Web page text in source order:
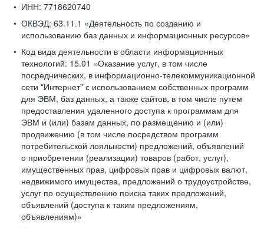
ИНН: 7718620740
ОКВЭД: 63.11.1 «Деятельность по созданию и
использованию баз данных и информационных ресурсов»
Код вида деятельности в области информационных
технологий: 15.01 «Оказание услуг, в том числе
посреднических, в информационно-телекоммуникационной
сети "Интернет" с использованием собственных программ
для ЭВМ, баз данных, а также сайтов, в том числе путем
предоставления удаленного доступа к программам для
ЭВМ и (или) базам данных, по размещению и (или)
продвижению (в том числе посредством программ
потребительской лояльности) предложений, объявлений
о приобретении (реализации) товаров (работ, услуг),
имущественных прав, цифровых прав и цифровых валют,
недвижимого имущества, предложений о трудоустройстве,
услуг по осуществлению поиска таких предложений,
объявлений (доступа к таким предложениям,
объявлениям)»